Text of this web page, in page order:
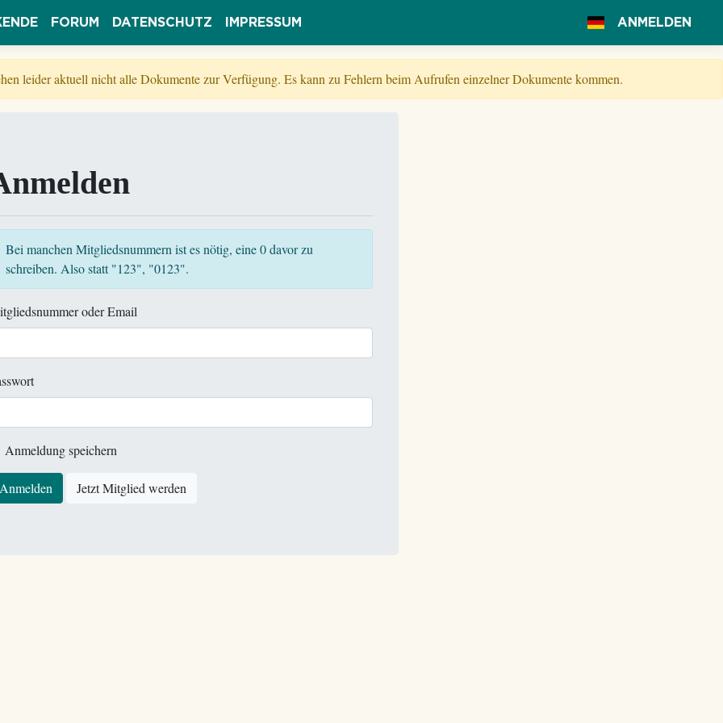
FORUM DATENSCHUTZ IMPRESSUM ANMELDEN
leider aktuell nicht alle Dokumente zur Verfügung. Es kann zu Fehlern beim Aufrufen einzelner Dokumente kommen.
Bei manchen Mitgliedsnummern ist es nötig, eine 0 davor zu
schreiben. Also statt "123", "0123".
oder Email
Anmeldung speichern
Anmelden Jetzt Mitglied werden